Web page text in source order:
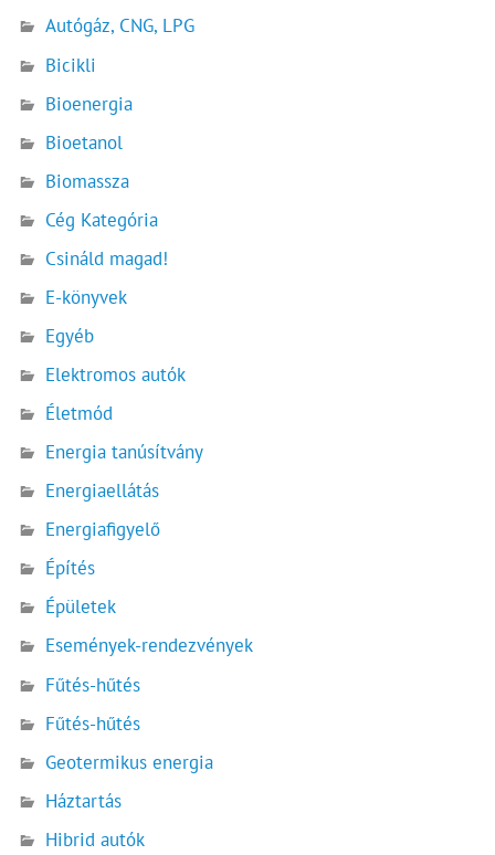
Autógáz, CNG, LPG
Bicikli
Bioenergia
Bioetanol
Biomassza
Cég Kategória
Csináld magad!
E-könyvek
Egyéb
Elektromos autók
Életmód
Energia tanúsítvány
Energiaellátás
Energiafigyelő
Építés
Épületek
Események-rendezvények
Fűtés-hűtés
Fűtés-hűtés
Geotermikus energia
Háztartás
Hibrid autók